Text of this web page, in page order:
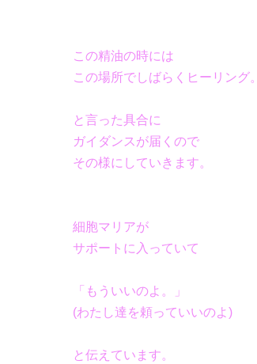
この精油の時には
この場所でしばらくヒーリング。
と言った具合に
ガイダンスが届くので
その様にしていきます。
細胞マリアが
サポートに入っていて
「もういいのよ。」
(わたし達を頼っていいのよ)
と伝えています。